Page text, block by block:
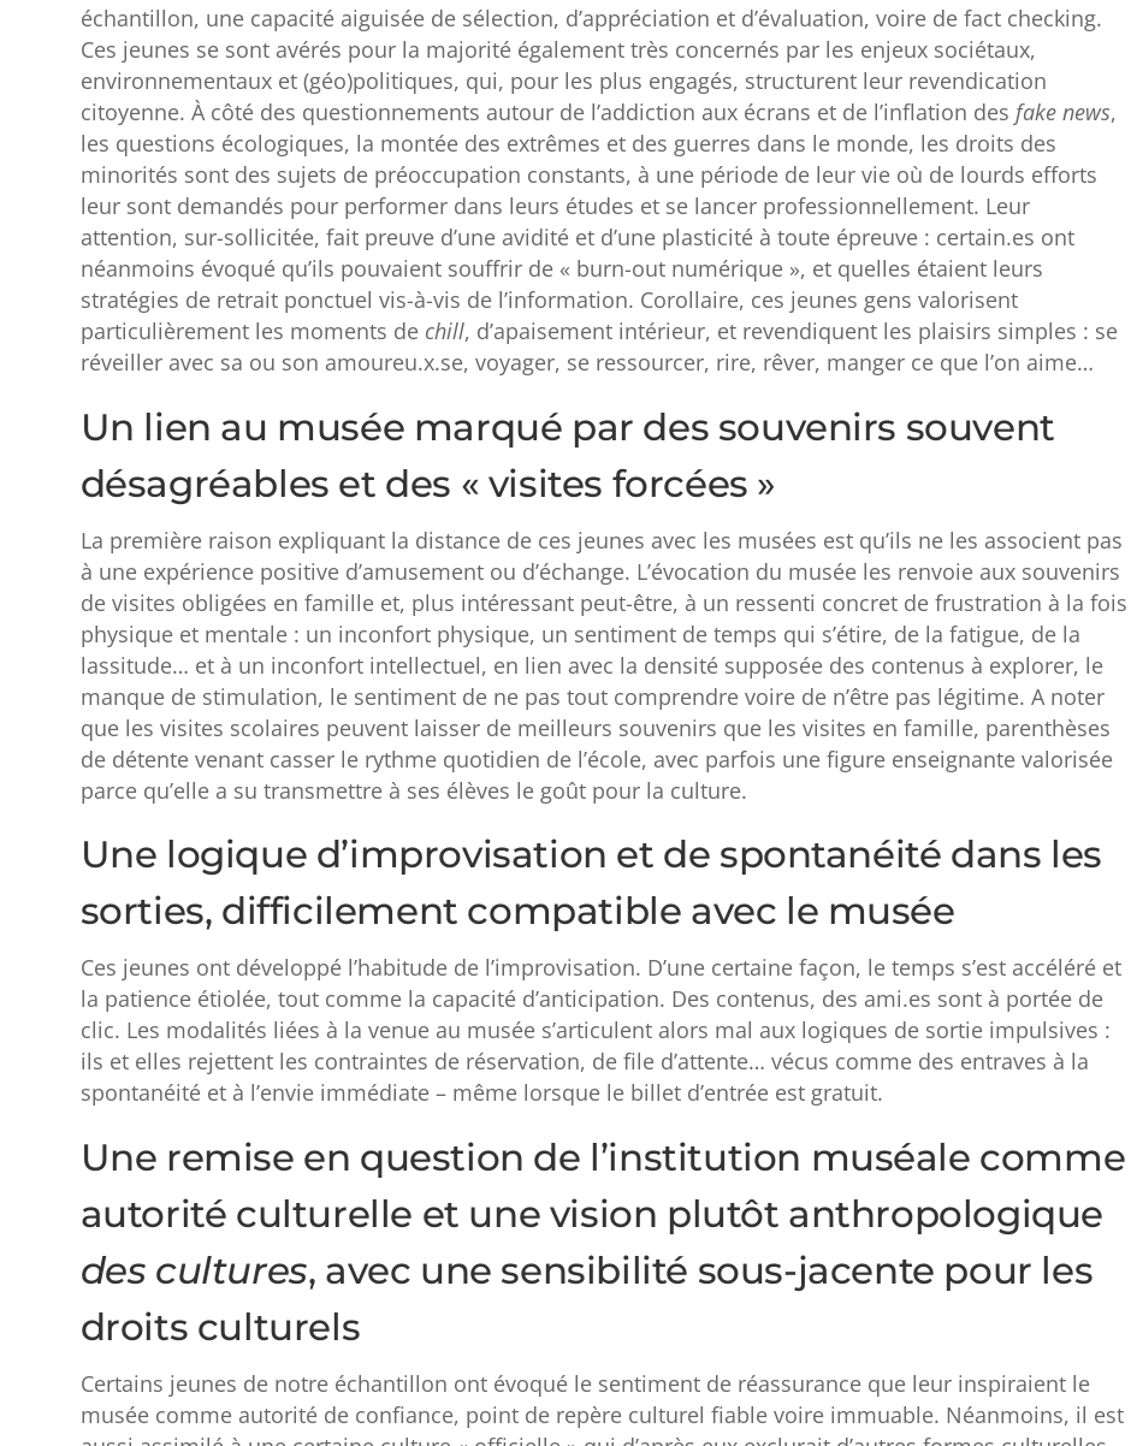
échantillon, une capacité aiguisée de sélection, d’appréciation et d’évaluation, voire de fact checking.
Ces jeunes se sont avérés pour la majorité également très concernés par les enjeux sociétaux,
environnementaux et (géo)politiques, qui, pour les plus engagés, structurent leur revendication
citoyenne. À côté des questionnements autour de l’addiction aux écrans et de l’inflation des fake news,
les questions écologiques, la montée des extrêmes et des guerres dans le monde, les droits des
minorités sont des sujets de préoccupation constants, à une période de leur vie où de lourds efforts
leur sont demandés pour performer dans leurs études et se lancer professionnellement. Leur
attention, sur-sollicitée, fait preuve d’une avidité et d’une plasticité à toute épreuve : certain.es ont
néanmoins évoqué qu’ils pouvaient souffrir de « burn-out numérique », et quelles étaient leurs
stratégies de retrait ponctuel vis-à-vis de l’information. Corollaire, ces jeunes gens valorisent
particulièrement les moments de chill, d’apaisement intérieur, et revendiquent les plaisirs simples : se
réveiller avec sa ou son amoureu.x.se, voyager, se ressourcer, rire, rêver, manger ce que l’on aime…
Un lien au musée marqué par des souvenirs souvent
désagréables et des « visites forcées »
La première raison expliquant la distance de ces jeunes avec les musées est qu’ils ne les associent pas
à une expérience positive d’amusement ou d’échange. L’évocation du musée les renvoie aux souvenirs
de visites obligées en famille et, plus intéressant peut-être, à un ressenti concret de frustration à la fois
physique et mentale : un inconfort physique, un sentiment de temps qui s’étire, de la fatigue, de la
lassitude… et à un inconfort intellectuel, en lien avec la densité supposée des contenus à explorer, le
manque de stimulation, le sentiment de ne pas tout comprendre voire de n’être pas légitime. A noter
que les visites scolaires peuvent laisser de meilleurs souvenirs que les visites en famille, parenthèses
de détente venant casser le rythme quotidien de l’école, avec parfois une figure enseignante valorisée
parce qu’elle a su transmettre à ses élèves le goût pour la culture.
Une logique d’improvisation et de spontanéité dans les
sorties, difficilement compatible avec le musée
Ces jeunes ont développé l’habitude de l’improvisation. D’une certaine façon, le temps s’est accéléré et
la patience étiolée, tout comme la capacité d’anticipation. Des contenus, des ami.es sont à portée de
clic. Les modalités liées à la venue au musée s’articulent alors mal aux logiques de sortie impulsives :
ils et elles rejettent les contraintes de réservation, de file d’attente… vécus comme des entraves à la
spontanéité et à l’envie immédiate – même lorsque le billet d’entrée est gratuit.
Une remise en question de l’institution muséale comme
autorité culturelle et une vision plutôt anthropologique
des cultures, avec une sensibilité sous-jacente pour les
droits culturels
Certains jeunes de notre échantillon ont évoqué le sentiment de réassurance que leur inspiraient le
musée comme autorité de confiance, point de repère culturel fiable voire immuable. Néanmoins, il est